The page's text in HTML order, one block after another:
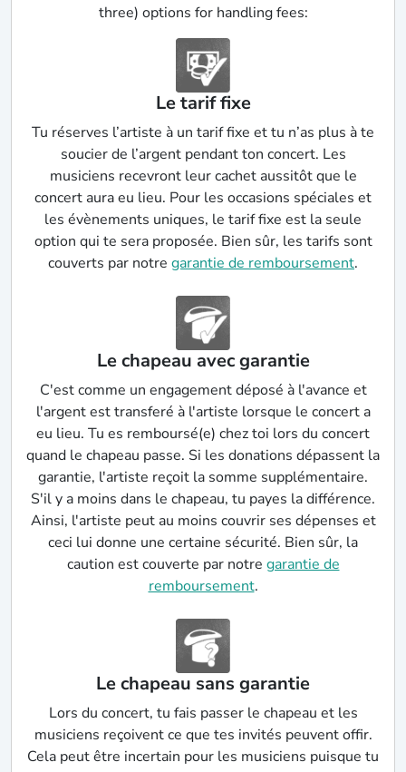
three) options for handling fees:
Le tarif fixe
Tu réserves l’artiste à un tarif fixe et tu n’as plus à te
soucier de l’argent pendant ton concert. Les
musiciens recevront leur cachet aussitôt que le
concert aura eu lieu. Pour les occasions spéciales et
les évènements uniques, le tarif fixe est la seule
option qui te sera proposée. Bien sûr, les tarifs sont
couverts par notre garantie de remboursement.
Le chapeau avec garantie
C'est comme un engagement déposé à l'avance et
l'argent est transferé à l'artiste lorsque le concert a
eu lieu. Tu es remboursé(e) chez toi lors du concert
quand le chapeau passe. Si les donations dépassent la
garantie, l'artiste reçoit la somme supplémentaire.
S'il y a moins dans le chapeau, tu payes la différence.
Ainsi, l'artiste peut au moins couvrir ses dépenses et
ceci lui donne une certaine sécurité. Bien sûr, la
caution est couverte par notre garantie de
remboursement.
Le chapeau sans garantie
Lors du concert, tu fais passer le chapeau et les
musiciens reçoivent ce que tes invités peuvent offir.
Cela peut être incertain pour les musiciens puisque tu